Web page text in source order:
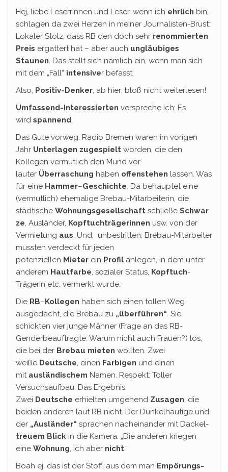
Hej, liebe Leserrinnen und Leser, wenn ich ehrlich bin,
schlagen da zwei Herzen in meiner Journalisten-Brust:
Lokaler Stolz, dass RB den doch sehr renommierten
Preis ergattert hat – aber auch ungläubiges
Staunen. Das stellt sich nämlich ein, wenn man sich
mit dem „Fall“ intensiver befasst.
Also, Positiv-Denker, ab hier: bloß nicht weiterlesen!
Umfassend-Interessierten verspreche ich: Es
wird spannend.
Das Gute vorweg. Radio Bremen waren im vorigen
Jahr Unterlagen zugespielt worden, die den
Kollegen vermutlich den Mund vor
lauter Überraschung haben offenstehen lassen. Was
für eine Hammer–Geschichte. Da behauptet eine
(vermutlich) ehemalige Brebau-Mitarbeiterin, die
städtische Wohnungsgesellschaft schließe Schwar
ze, Ausländer, Kopftuchträgerinnen usw. von der
Vermietung aus. Und, unbestritten: Brebau-Mitarbeiter
mussten verdeckt für jeden
potenziellen Mieter ein Profil anlegen, in dem unter
anderem Hautfarbe, sozialer Status, Kopftuch-
Trägerin etc. vermerkt wurde.
Die RB–Kollegen haben sich einen tollen Weg
ausgedacht, die Brebau zu „überführen“. Sie
schickten vier junge Männer (Frage an das RB-
Genderbeauftragte: Warum nicht auch Frauen?) los,
die bei der Brebau mieten wollten. Zwei
weiße Deutsche, einen Farbigen und einen
mit ausländischem Namen. Respekt: Toller
Versuchsaufbau. Das Ergebnis:
Zwei Deutsche erhielten umgehend Zusagen, die
beiden anderen laut RB nicht. Der Dunkelhäutige und
der „Ausländer“ sprachen nacheinander mit Dackel-
treuem Blick in die Kamera: „Die anderen kriegen
eine Wohnung, ich aber nicht.“
Boah ej, das ist der Stoff, aus dem man Empörungs-